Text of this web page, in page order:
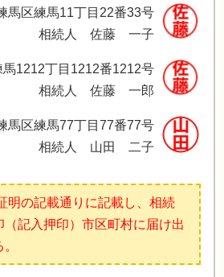
馬区練馬11丁目22番33号
相続人 佐藤 一子
1212丁目1212番1212号
相続人 佐藤 一郎
馬区練馬77丁目77番77号
相続人 山田 二子
明の記載通りに記載し、相続
（記入押印）市区町村に届け出